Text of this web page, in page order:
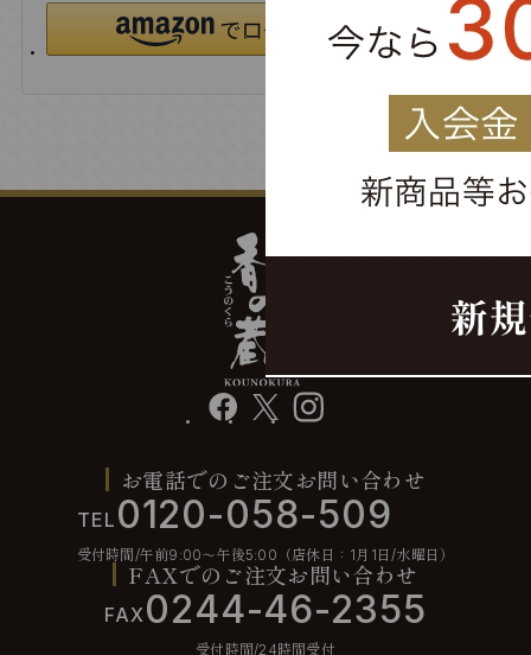
facebook instagram
お電話でのご注文お問い合わせ
TEL 0120-058-509
受付時間/午前9:00〜午後5:00（店休日：1月1日/水曜日）
FAXでのご注文お問い合わせ
FAX0244-46-2355
受付時間/24時間受付